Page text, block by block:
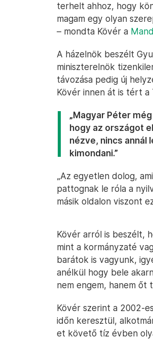
terhelt ahhoz, hogy
magam egy olyan
– mondta Kövér a
A házelnök beszélt
miniszterelnök
távozása pedig új
Kövér innen át is tért a
„Magyar Péter
hogy az országot
nézve, nincs annál
kimondani.”
„Az egyetlen dolog,
pattognak le róla a
másik oldalon viszont
Kövér arról is beszélt,
mint a kormányzaté
barátok is vagyunk,
anélkül hogy bele
nem engem, hanem őt
Kövér szerint a 2002-
időn keresztül,
et követő tíz évben